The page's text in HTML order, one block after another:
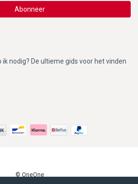
Abonneer
nodig? De ultieme gids voor het vinden
© OneOne